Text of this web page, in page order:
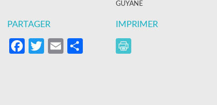
GUYANE
PARTAGER
Facebook
Twitter
EmailPartager
IMPRIMER